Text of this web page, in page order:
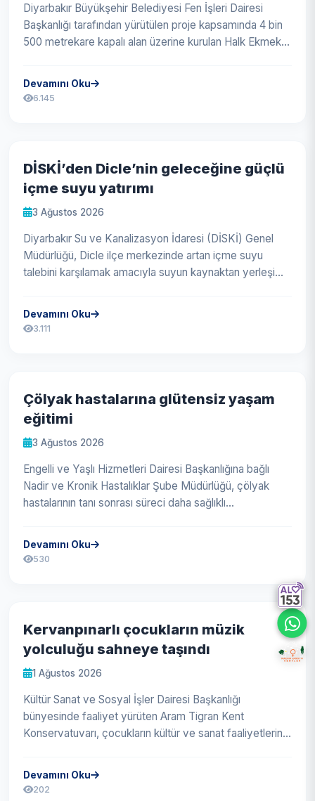
Diyarbakır Büyükşehir Belediyesi Fen İşleri Dairesi
Başkanlığı tarafından yürütülen proje kapsamında 4 bin
500 metrekare kapalı alan üzerine kurulan Halk Ekmek
Devamını Oku
6.145
DİSKİ’den Dicle’nin geleceğine güçlü
içme suyu yatırımı
3 Ağustos 2026
Diyarbakır Su ve Kanalizasyon İdaresi (DİSKİ) Genel
Müdürlüğü, Dicle ilçe merkezinde artan içme suyu
talebini karşılamak amacıyla suyun kaynaktan yerleşim
Devamını Oku
3.111
Çölyak hastalarına glütensiz yaşam
eğitimi
3 Ağustos 2026
Engelli ve Yaşlı Hizmetleri Dairesi Başkanlığına bağlı
Nadir ve Kronik Hastalıklar Şube Müdürlüğü, çölyak
hastalarının tanı sonrası süreci daha sağlıklı
Devamını Oku
530
Kervanpınarlı çocukların müzik
yolculuğu sahneye taşındı
1 Ağustos 2026
Kültür Sanat ve Sosyal İşler Dairesi Başkanlığı
bünyesinde faaliyet yürüten Aram Tigran Kent
Konservatuvarı, çocukların kültür ve sanat faaliyetlerine
Devamını Oku
202